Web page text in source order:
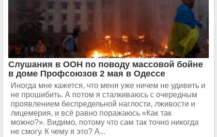
Слушания в ООН по поводу массовой бойне
в доме Профсоюзов 2 мая в Одессе
Иногда мне кажется, что меня уже ничем не удивить и
не прошибить. А потом я сталкиваюсь с очередным
проявлением беспредельной наглости, лживости и
лицемерия, и всё равно поражаюсь «Как так
можно?». Видимо, потому что сам так точно никогда
не смогу. К чему я это? А...